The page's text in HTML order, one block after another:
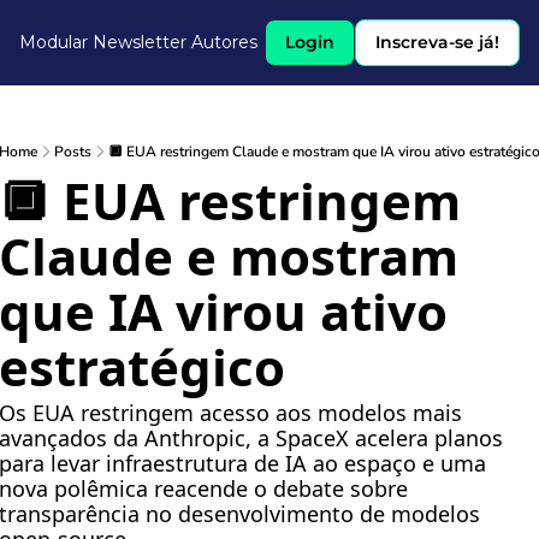
Modular Newsletter Autores Login Inscreva-se já!
Home Posts 🔲 EUA restringem Claude e mostram que IA virou ativo estratégico
🔲 EUA restringem
Claude e mostram
que IA virou ativo
estratégico
Os EUA restringem acesso aos modelos mais
avançados da Anthropic, a SpaceX acelera planos
para levar infraestrutura de IA ao espaço e uma
nova polêmica reacende o debate sobre
transparência no desenvolvimento de modelos